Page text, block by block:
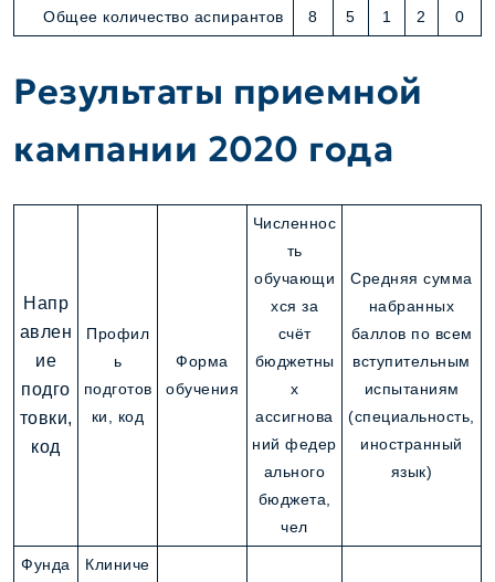
Общее количество аспирантов 8 5 1 2 0
Результаты приемной
кампании 2020 года
Напр
авлен
ие
подго
товки,
код
Профил
ь
подготов
ки, код
Форма
обучения
Численнос
ть
обучающи
хся за
счёт
бюджетны
х
ассигнова
ний федер
ального
бюджета,
чел
Средняя сумма
набранных
баллов по всем
вступительным
испытаниям
(специальность,
иностранный
язык)
Фунда
Клиниче